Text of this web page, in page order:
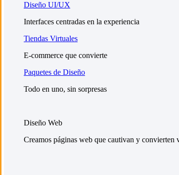
Diseño UI/UX
Interfaces centradas en la experiencia
Tiendas Virtuales
E-commerce que convierte
Paquetes de Diseño
Todo en uno, sin sorpresas
Diseño Web
Creamos páginas web que cautivan y convierten